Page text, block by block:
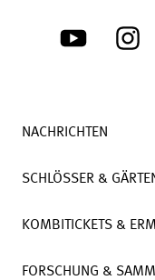
NACHRICHTEN
SCHLÖSSER &
KOMBITICKETS &
FORSCHUNG &